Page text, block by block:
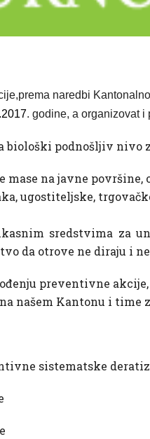
prema naredbi
. godine, a organizovat
biološki podnošljiv
na javne
ugostiteljske,
sredstvima za
da otrove ne diraju i
preventivne
našem Kantonu i
sistematske